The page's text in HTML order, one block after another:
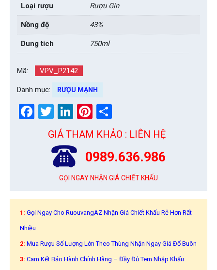
Loại rượu Rượu Gin
Nồng độ 43%
Dung tích 750ml
Mã: VPV_P2142
Danh mục: RƯỢU MẠNH
Facebook
Twitter
LinkedIn
Pinterest
GIÁ THAM KHẢO : LIÊN HỆ
0989.636.986
GỌI NGAY NHẬN GIÁ CHIẾT KHẤU
1: Gọi Ngay Cho RuouvangAZ Nhận Giá Chiết Khấu Rẻ Hơn Rất
Nhiều
2: Mua Rượu Số Lượng Lớn Theo Thùng Nhận Ngay Giá Đổ Buôn
3: Cam Kết Bảo Hành Chính Hãng – Đầy Đủ Tem Nhập Khẩu